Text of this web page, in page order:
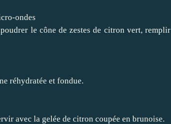
ondes
le cône de zestes de citron vert, remplir
réhydratée et fondue.
avec la gelée de citron coupée en brunoise.